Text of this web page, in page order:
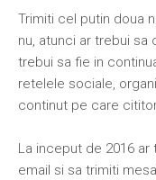
Trimiti cel putin doua
nu, atunci ar trebui
trebui sa fie in
retelele sociale,
continut pe care
La inceput de 2016 ar
email si sa trimiti